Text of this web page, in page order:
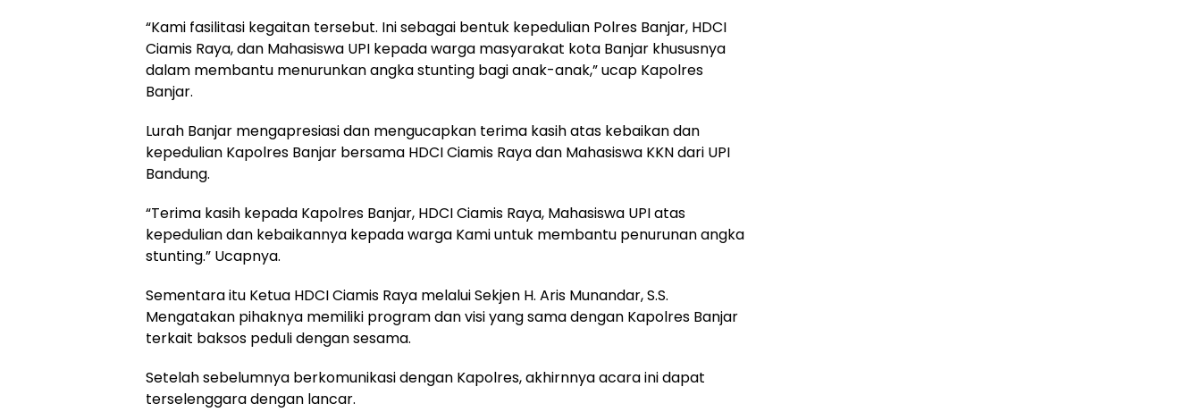
“Kami fasilitasi kegaitan tersebut. Ini sebagai bentuk kepedulian Polres Banjar, HDCI
Ciamis Raya, dan Mahasiswa UPI kepada warga masyarakat kota Banjar khususnya
dalam membantu menurunkan angka stunting bagi anak-anak,” ucap Kapolres
Banjar.
Lurah Banjar mengapresiasi dan mengucapkan terima kasih atas kebaikan dan
kepedulian Kapolres Banjar bersama HDCI Ciamis Raya dan Mahasiswa KKN dari UPI
Bandung.
“Terima kasih kepada Kapolres Banjar, HDCI Ciamis Raya, Mahasiswa UPI atas
kepedulian dan kebaikannya kepada warga Kami untuk membantu penurunan angka
stunting.” Ucapnya.
Sementara itu Ketua HDCI Ciamis Raya melalui Sekjen H. Aris Munandar, S.S.
Mengatakan pihaknya memiliki program dan visi yang sama dengan Kapolres Banjar
terkait baksos peduli dengan sesama.
Setelah sebelumnya berkomunikasi dengan Kapolres, akhirnnya acara ini dapat
terselenggara dengan lancar.